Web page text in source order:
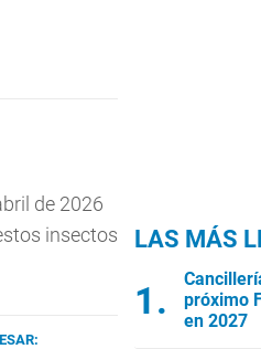
de 2026
insectos
LAS MÁS
próximo
en 2027